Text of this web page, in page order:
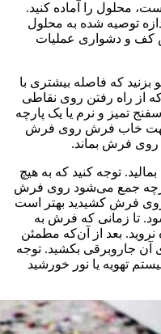
محلول را آماده کنید.
توصیه شده به محلول
کف و دشواری عملیات
که فاصله بیشتری با
از راه رفتن روی نقاطی
تمیز و نرم یا یک پارچه
جهت خاب فرش روی فرش
فرش بماند.
توجه کنید که به هیچ
پارچه جمع می‌شود روی فرش
روی فرش کشیدید بهتر است
تا زمانی که فرش به
بعد از آن‌که مطمئن
جاروبرقی بکشید. توجه
تهویه یا نور خورشید